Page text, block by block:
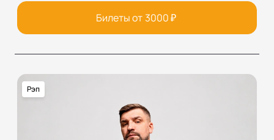
Билеты от 3000₽
Рэп